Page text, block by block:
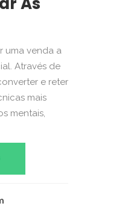
uma venda a
Através de
e reter
mais
mentais,